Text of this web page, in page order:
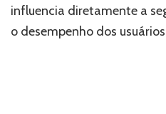
Maxx
Gramas
entrega
influencia diretamente a
o desempenho dos